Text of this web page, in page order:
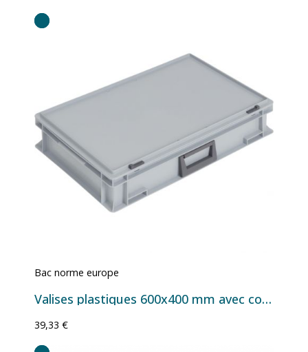
Bac norme europe
Valises plastiques 600x400 mm avec couvercle – Série grand format 600 x 400 mm disponible en 22,8L, 32,5L, 43,1L et 62,2L
39,33 €